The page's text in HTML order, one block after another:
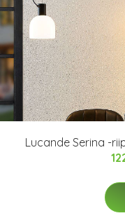
Lucande Serina -